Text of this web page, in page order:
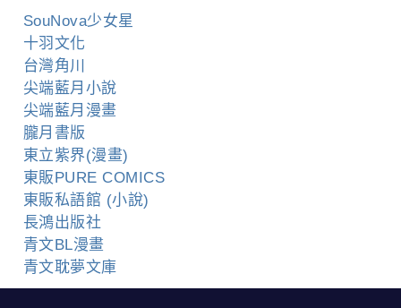
SouNova少女星
十羽文化
台灣角川
尖端藍月小說
尖端藍月漫畫
朧月書版
東立紫界(漫畫)
東販PURE COMICS
東販私語館 (小說)
長鴻出版社
青文BL漫畫
青文耽夢文庫